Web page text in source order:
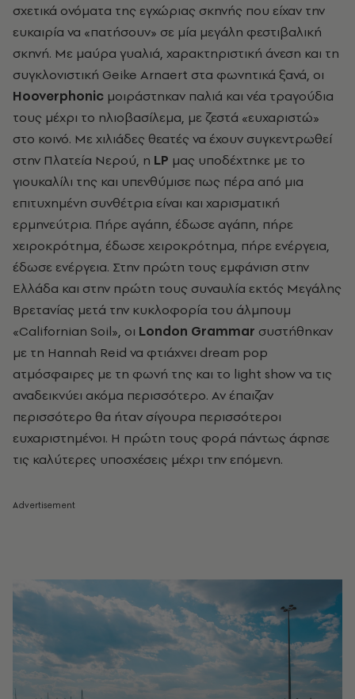
σχετικά ονόματα της εγχώριας σκηνής που είχαν την
ευκαιρία να «πατήσουν» σε μία μεγάλη φεστιβαλική
σκηνή. Με μαύρα γυαλιά, χαρακτηριστική άνεση και τη
συγκλονιστική Geike Arnaert στα φωνητικά ξανά, οι
Hooverphonic μοιράστηκαν παλιά και νέα τραγούδια
τους μέχρι το ηλιοβασίλεμα, με ζεστά «ευχαριστώ»
στο κοινό. Με χιλιάδες θεατές να έχουν συγκεντρωθεί
στην Πλατεία Νερού, η LP μας υποδέχτηκε με το
γιουκαλίλι της και υπενθύμισε πως πέρα από μια
επιτυχημένη συνθέτρια είναι και χαρισματική
ερμηνεύτρια. Πήρε αγάπη, έδωσε αγάπη, πήρε
χειροκρότημα, έδωσε χειροκρότημα, πήρε ενέργεια,
έδωσε ενέργεια. Στην πρώτη τους εμφάνιση στην
Ελλάδα και στην πρώτη τους συναυλία εκτός Μεγάλης
Βρετανίας μετά την κυκλοφορία του άλμπουμ
«Californian Soil», οι London Grammar συστήθηκαν
με τη Hannah Reid να φτιάχνει dream pop
ατμόσφαιρες με τη φωνή της και το light show να τις
αναδεικνύει ακόμα περισσότερο. Αν έπαιζαν
περισσότερο θα ήταν σίγουρα περισσότεροι
ευχαριστημένοι. Η πρώτη τους φορά πάντως άφησε
τις καλύτερες υποσχέσεις μέχρι την επόμενη.